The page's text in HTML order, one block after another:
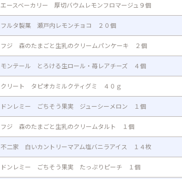
エースベーカリー 厚切バウムレモンフロマージュ９個
フルタ製菓 瀬戸内レモンチョコ ２０個
フジ 森のたまごと生乳のクリームパンケーキ ２個
モンテール とろける生ロール・苺レアチーズ ４個
クリート タピオカミルクティグミ ４０ｇ
ドンレミー ごちそう果実 ジューシーメロン １個
フジ 森のたまごと生乳のクリームタルト １個
不二家 白いカントリーマアム塩バニラアイス １４枚
ドンレミー ごちそう果実 たっぷりピーチ １個